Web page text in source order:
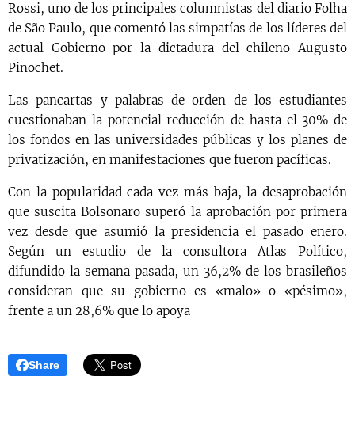
Rossi, uno de los principales columnistas del diario Folha
de São Paulo, que comentó las simpatías de los líderes del
actual Gobierno por la dictadura del chileno Augusto
Pinochet.
Las pancartas y palabras de orden de los estudiantes
cuestionaban la potencial reducción de hasta el 30% de
los fondos en las universidades públicas y los planes de
privatización, en manifestaciones que fueron pacíficas.
Con la popularidad cada vez más baja, la desaprobación
que suscita Bolsonaro superó la aprobación por primera
vez desde que asumió la presidencia el pasado enero.
Según un estudio de la consultora Atlas Político,
difundido la semana pasada, un 36,2% de los brasileños
consideran que su gobierno es «malo» o «pésimo»,
frente a un 28,6% que lo apoya
Share